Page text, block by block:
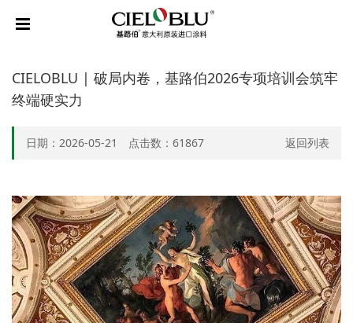
CIELOBLU | 破局内卷，基路伯2026专项培训会筑牢
终端硬实力
日期：2026-05-21 点击数： 61867 返回列表